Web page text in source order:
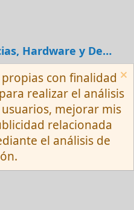
General [Dudas, Noticias, Hardware y Debates]
y reglas
R
S
S
XenForo ® © 2010-
con finalidad
realizar el análisis
mejorar mis
relacionada
el análisis de